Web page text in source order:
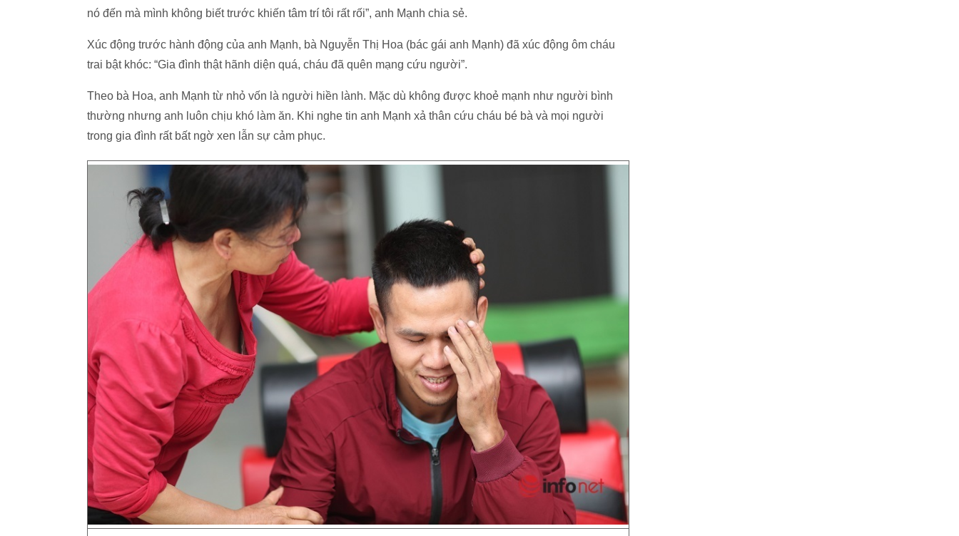
nó đến mà mình không biết trước khiến tâm trí tôi rất rối”, anh Mạnh chia sẻ.
Xúc động trước hành động của anh Mạnh, bà Nguyễn Thị Hoa (bác gái anh Mạnh) đã xúc động ôm cháu
trai bật khóc: “Gia đình thật hãnh diện quá, cháu đã quên mạng cứu người”.
Theo bà Hoa, anh Mạnh từ nhỏ vốn là người hiền lành. Mặc dù không được khoẻ mạnh như người bình
thường nhưng anh luôn chịu khó làm ăn. Khi nghe tin anh Mạnh xả thân cứu cháu bé bà và mọi người
trong gia đình rất bất ngờ xen lẫn sự cảm phục.